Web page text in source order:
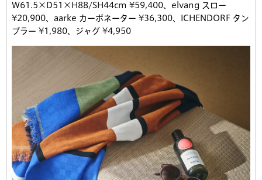
W61.5×D51×H88/SH44cm ¥59,400、elvang スロー
¥20,900、aarke カーボネーター ¥36,300、ICHENDORF タン
ブラー ¥1,980、ジャグ ¥4,950